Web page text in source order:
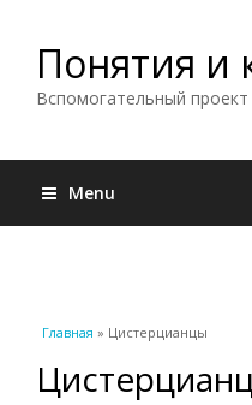
Понятия и
Вспомогательный
Menu
Вы здесь
Главная » Цистерцианцы